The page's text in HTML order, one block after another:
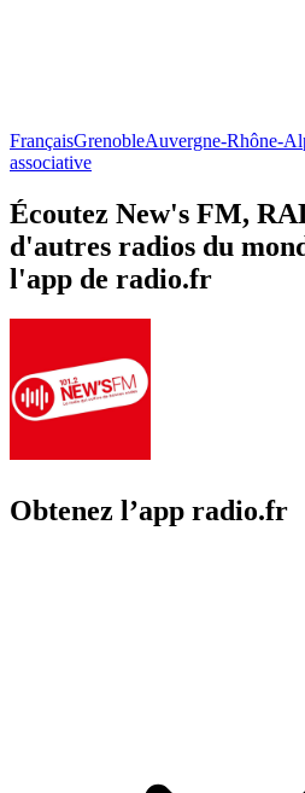
FrançaisGrenobleAuvergne-Rhône-
associative
Écoutez New's FM,
d'autres radios du
l'app de radio.fr
Obtenez l’app